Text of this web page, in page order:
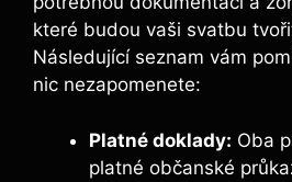
které budou vaši svatbu
Následující seznam vám
nic nezapomenete:
Platné doklady: Oba
platné občanské